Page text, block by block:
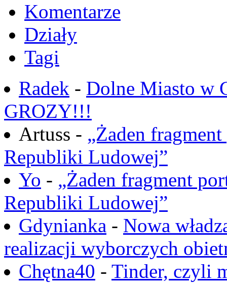
Komentarze
Działy
Tagi
Radek - Dolne Miasto w
GROZY!!!
Artuss - „Żaden
Republiki Ludowej”
Yo - „Żaden fragment
Republiki Ludowej”
Gdynianka - Nowa
realizacji wyborczych
Chętna40 - Tinder, czyli